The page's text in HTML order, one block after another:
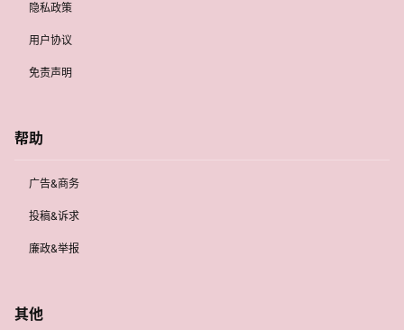
隐私政策
用户协议
免责声明
帮助
广告&商务
投稿&诉求
廉政&举报
其他